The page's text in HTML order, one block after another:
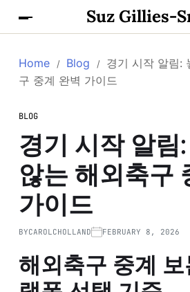
Suz Gillies-
Home Blog
경기 시작 알림:
구 중계 완벽 가이드
BLOG
경기 시작 알림
않는 해외축구
가이드
BYCAROLCHOLLAND FEBRUARY 8, 2026
해외축구 중계